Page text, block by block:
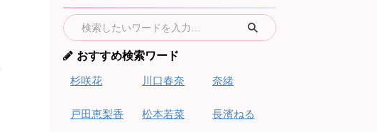
おすすめ検索ワード
杉咲花
戸田恵梨香
川口春奈
松本若菜
奈緒
長濱ねる